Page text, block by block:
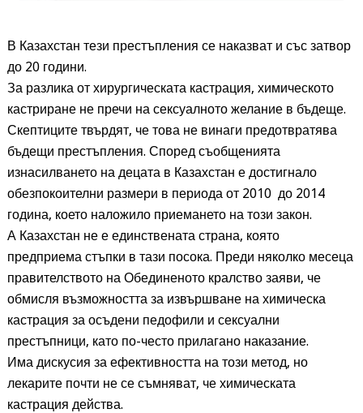
В Казахстан тези престъпления се наказват и със затвор
до 20 години.
За разлика от хирургическата кастрация, химическото
кастриране не пречи на сексуалното желание в бъдеще.
Скептиците твърдят, че това не винаги предотвратява
бъдещи престъпления. Според съобщенията
изнасилването на децата в Казахстан е достигнало
обезпокоителни размери в периода от 2010 до 2014
година, което наложило приемането на този закон.
А Казахстан не е единствената страна, която
предприема стъпки в тази посока. Преди няколко месеца
правителството на Обединеното кралство заяви, че
обмисля възможността за извършване на химическа
кастрация за осъдени педофили и сексуални
престъпници, като по-често прилагано наказание.
Има дискусия за ефективността на този метод, но
лекарите почти не се съмняват, че химическата
кастрация действа.